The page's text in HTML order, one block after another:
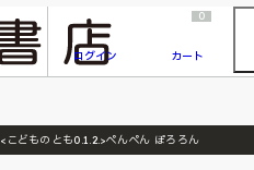
『ONE PIECE magazine 021 ONE PIECEカード付き同梱版』発売延期のご案内
ログイン
0
カート
<こどものとも0.1.2.>ぺんぺん ぽろろん